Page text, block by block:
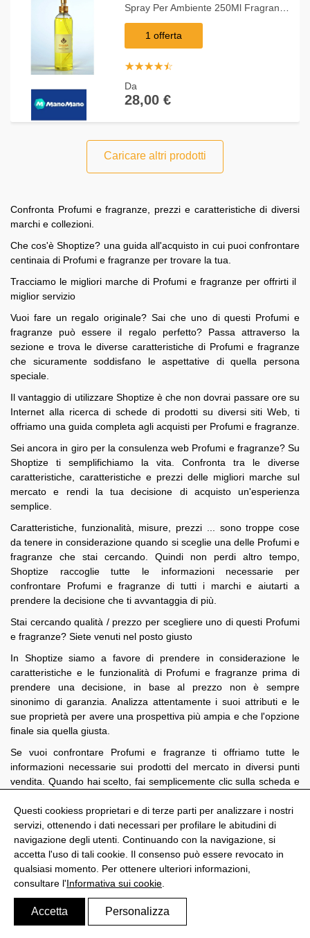
Spray Per Ambiente 250Ml Fragranza
Agrumi
1 offerta
☆☆☆☆☆
★★★★★
Da
28,00 €
Caricare altri prodotti
Confronta Profumi e fragranze, prezzi e caratteristiche di diversi
marchi e collezioni.
Che cos'è Shoptize? una guida all'acquisto in cui puoi confrontare
centinaia di Profumi e fragranze per trovare la tua.
Tracciamo le migliori marche di Profumi e fragranze per offrirti il ​​
miglior servizio
Vuoi fare un regalo originale? Sai che uno di questi Profumi e
fragranze può essere il regalo perfetto? Passa attraverso la
sezione e trova le diverse caratteristiche di Profumi e fragranze
che sicuramente soddisfano le aspettative di quella persona
speciale.
Il vantaggio di utilizzare Shoptize è che non dovrai passare ore su
Internet alla ricerca di schede di prodotti su diversi siti Web, ti
offriamo una guida completa agli acquisti per Profumi e fragranze.
Sei ancora in giro per la consulenza web Profumi e fragranze? Su
Shoptize ti semplifichiamo la vita. Confronta tra le diverse
caratteristiche, caratteristiche e prezzi delle migliori marche sul
mercato e rendi la tua decisione di acquisto un'esperienza
semplice.
Caratteristiche, funzionalità, misure, prezzi ... sono troppe cose
da tenere in considerazione quando si sceglie una delle Profumi e
fragranze che stai cercando. Quindi non perdi altro tempo,
Shoptize raccoglie tutte le informazioni necessarie per
confrontare Profumi e fragranze di tutti i marchi e aiutarti a
prendere la decisione che ti avvantaggia di più.
Stai cercando qualità / prezzo per scegliere uno di questi Profumi
e fragranze? Siete venuti nel posto giusto
In Shoptize siamo a favore di prendere in considerazione le
caratteristiche e le funzionalità di Profumi e fragranze prima di
prendere una decisione, in base al prezzo non è sempre
sinonimo di garanzia. Analizza attentamente i suoi attributi e le
sue proprietà per avere una prospettiva più ampia e che l'opzione
finale sia quella giusta.
Se vuoi confrontare Profumi e fragranze ti offriamo tutte le
informazioni necessarie sui prodotti del mercato in diversi punti
vendita. Quando hai scelto, fai semplicemente clic sulla scheda e
acquistarlo.
@Shoptize 2026
Politica di privacy
Avviso Legale
Informativa sui cookie
Questi cookiess proprietari e di terze parti per analizzare i nostri
servizi, ottenendo i dati necessari per profilare le abitudini di
navigazione degli utenti. Continuando con la navigazione, si
accetta l'uso di tali cookie. Il consenso può essere revocato in
qualsiasi momento. Per ottenere ulteriori informazioni,
consultare l'Informativa sui cookie
Accetta Personalizza